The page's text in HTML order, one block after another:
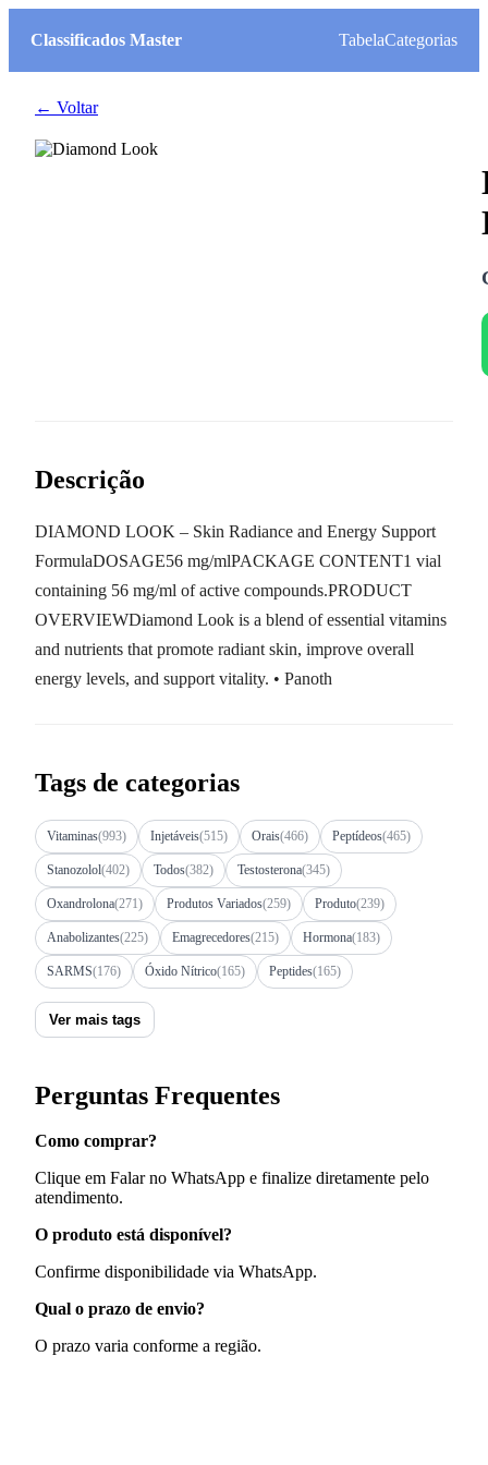
Classificados Master TabelaCategorias
← Voltar
Descrição
DIAMOND LOOK – Skin Radiance and Energy Support
FormulaDOSAGE56 mg/mlPACKAGE CONTENT1 vial
containing 56 mg/ml of active compounds.PRODUCT
OVERVIEWDiamond Look is a blend of essential vitamins
and nutrients that promote radiant skin, improve overall
energy levels, and support vitality. • Panoth
Tags de categorias
Vitaminas(993) Injetáveis(515) Orais(466) Peptídeos(465)
Stanozolol(402) Todos(382) Testosterona(345)
Oxandrolona(271) Produtos Variados(259) Produto(239)
Anabolizantes(225) Emagrecedores(215) Hormona(183)
SARMS(176) Óxido Nítrico(165) Peptides(165)
Ver mais tags
Perguntas Frequentes
Como comprar?
Clique em Falar no WhatsApp e finalize diretamente pelo
atendimento.
O produto está disponível?
Confirme disponibilidade via WhatsApp.
Qual o prazo de envio?
O prazo varia conforme a região.